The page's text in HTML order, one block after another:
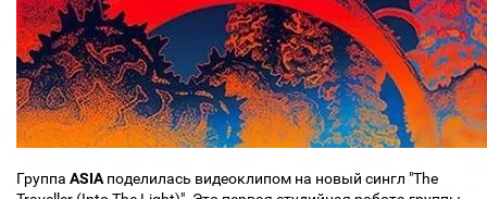
Группа ASIA поделилась видеоклипом на новый сингл "The